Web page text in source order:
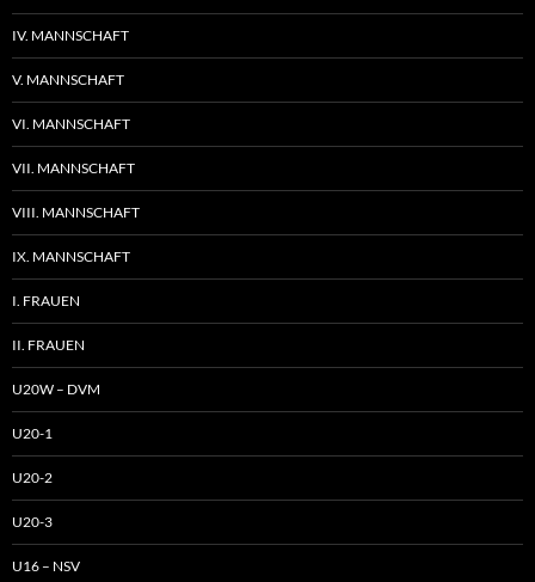
IV. MANNSCHAFT
V. MANNSCHAFT
VI. MANNSCHAFT
VII. MANNSCHAFT
VIII. MANNSCHAFT
IX. MANNSCHAFT
I. FRAUEN
II. FRAUEN
U20W – DVM
U20-1
U20-2
U20-3
U16 – NSV